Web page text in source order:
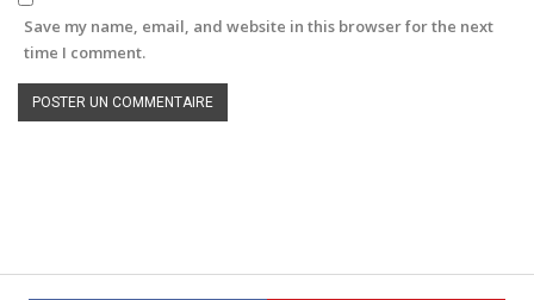
Save my name, email, and website in this browser for the next
time I comment.